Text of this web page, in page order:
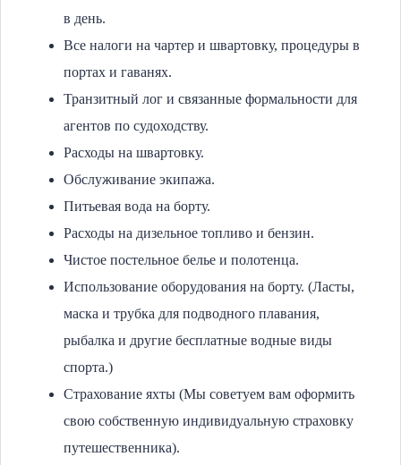
в день.
Все налоги на чартер и швартовку, процедуры в
портах и гаванях.
Транзитный лог и связанные формальности для
агентов по судоходству.
Расходы на швартовку.
Обслуживание экипажа.
Питьевая вода на борту.
Расходы на дизельное топливо и бензин.
Чистое постельное белье и полотенца.
Использование оборудования на борту. (Ласты,
маска и трубка для подводного плавания,
рыбалка и другие бесплатные водные виды
спорта.)
Страхование яхты (Мы советуем вам оформить
свою собственную индивидуальную страховку
путешественника).